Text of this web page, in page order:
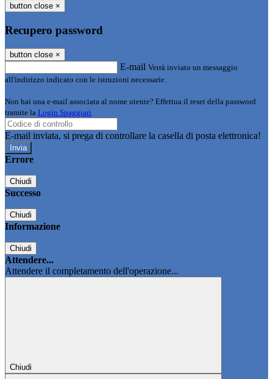
button close ×
Recupero password
button close ×
E-mail Verrà inviato un messaggio
all'indirizzo indicato con le istruzioni necessarie.
Non hai una e-mail associata al nome utente? Effettua il reset della password
tramite la Login Spaggiari
E-mail inviata, si prega di controllare la casella di posta elettronica!
Errore
Chiudi
Successo
Chiudi
Informazione
Chiudi
Attendere...
Attendere il completamento dell'operazione...
Chiudi